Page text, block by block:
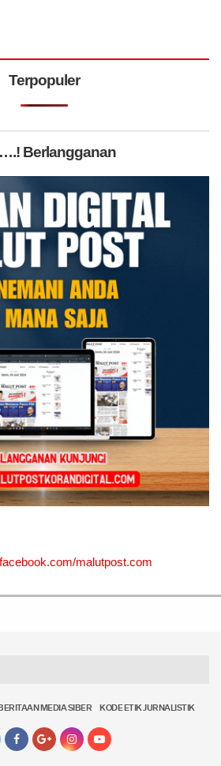
Terpopuler
Berlangganan
malutpost.com
MEDIA SIBER KODE ETIK JURNALISTIK